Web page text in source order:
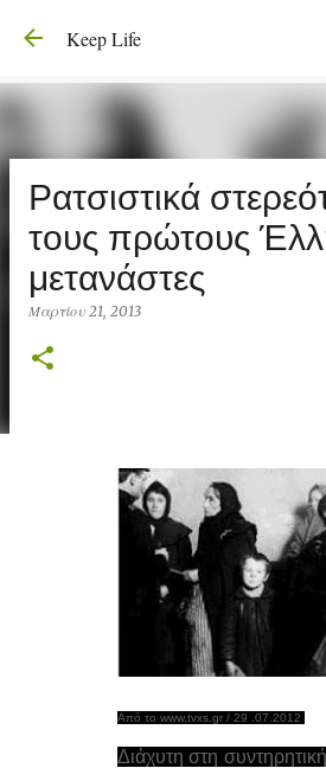
Μετάβαση στο κύριο
Keep Life
Ρατσιστικά
τους πρώτους
μετανάστες
Μαρτίου 21, 2013
Από το www.tvxs.gr / 29 .07.2012
Διάχυτη στη